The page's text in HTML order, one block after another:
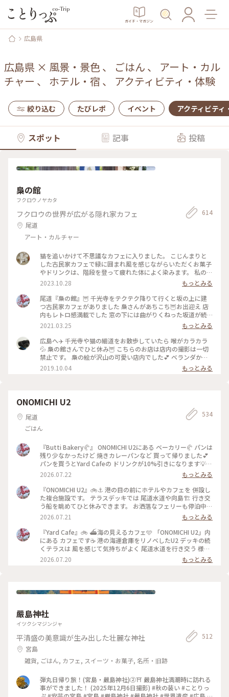
ガイド・マガジン
広島県
広島県 × 風景・景色、 ごはん 、 アート・カル
チャー 、 ホテル・宿 、 アクティビティ・体験
絞り込む たびレポ イベント アクティビティ
スポット 記事 投稿
梟の館
フクロウノヤカタ
フクロウの世界が広がる隠れ家カフェ
尾道
アート・カルチャー
614
猫を追いかけて不思議なカフェに入りました。 こじんまりと
した古民家カフェで緑に囲まれ風を感じながらいただくお菓子
やドリンクは、階段を登って疲れた体によく染みます。 私の座
ったテーブル席は三毛猫の定位置らしく、相席させていただき
ました🐈 #私のことりっぷ旅 #秋さんぽ #古民家カフェ
2023.10.28
もっとみる
尾道『梟の館』🦉 千光寺をテクテク降りて行くと坂の上に建
つ古民家カフェがありました 梟さんがあちこち🦉お出迎え 店
内もレトロ感満載でした 窓の下には曲がりくねった坂道が続
いています 美味しいチーズケーキとホットみかん🍊をいただ
きました💕 #尾道 #尾道散策 #梟の館 #梟 #カフェ #尾道カフェ
#古民家カフェ #レトロ #瀬戸内 #瀬戸内海 #海の見える町 #広
島県 #わたしの旅 #雨女 #雨女の旅 #母娘旅
2021.03.25
もっとみる
広島へ✈️ 千光寺や猫の細道をお散歩していたら 喉がカラカラ
💦 梟の館さんでひと休み🦉 こちらのお店は店内の撮影は一切
禁止です。 梟の絵が沢山の可愛い店内でした💕 ベランダから
見える海もキラキラ綺麗✨ カボスサイダーを飲みながらボーっ
と眺める時間 最高に気持ちいい時間でした😊 ・ #ことりっぷ
2019.10.04 もっとみる
ONOMICHI U2
尾道
ごはん
534
『Butti Bakery🥐』 ONOMICHI U2にある ベーカリー🥐 パンは
残り少なかったけど 焼きカレーパンなど 買って帰りました💕
パンを買うとYard Cafeの ドリンクが10%引きになります💡😊
尾道や広島のお土産も 並んでいて いろいろ気になるものが あ
りました💕 お洒落で美味しそうな レストランもあり 駅近で港
の素敵なスポットなので 尾道の帰りなどに寄って帰るのも お
すすめです🥰 ・ ・ #ひみつの絶景 #ことりっぷ尾道 #尾道ひと
り旅 #ひとり旅 #尾道U2 #ONOMICHIU2 #ButtiBakery #ベー
カリー #パン屋 #パン屋さん #パン #カレーパン #尾道のパン屋
さん #うちカフェ #お土産 #おみやげ #尾道 #広島 #広島県
2026.07.22
もっとみる
『ONOMICHI U2』🚲⚓️ 港の目の前にホテルやカフェを 併設し
た複合施設です。 テラスデッキでは 尾道水道や向島🏗️ 行き交
う船を眺めてひと休みできます。 お洒落なフェリーも停泊中
⛴️ Yard Cafeのアイスコーヒーを テイクアウトして 商店街で
手に入れた 「はっさく大福」🍊を ひとつつまみました😆 以前
買った「昇福亭長江」さんには 時期的に売ってなかったので
「松愛堂」さんで買いました。 多分冷凍ものだと思いますが
３年ぶりに食べるはっさく大福😍 ジューシーで爽やかで美味
道 #尾道ひとり旅 #ひとり旅 #尾道U2 #ONOMICHIU2
#海岸通り #尾道海岸通り #海の見える町 #尾道 #向島 #広島 #
2026.07.21
もっとみる
『Yard Cafe』🚲 ⛴️海の見えるカフェ🩵 「ONOMICHI U2」内
にある カフェです☕️ 港の海運倉庫をリノベしたU2 デッキの続
くテラスは 風を感じて気持ちがよく 尾道水道を行き交う 様々
な船を眺めて 冷たいアイスコーヒーで ほっとひと息🩵 尾道の
海岸沿いの お洒落でカッコいいスポットです✨ ・ ・ #ひみつ
コーヒー #コーヒー #ほっとひと息 #尾道カフェ #カフェ #広島
広島県
2026.07.20 もっとみる
嚴島神社
イツクシマジンジャ
平清盛の美意識が生み出した壮麗な神社
宮島
雑貨, ごはん, カフェ, スイーツ・お菓子, 名所・旧跡
512
弾丸日帰り旅！(宮島・嚴島神社)②⛩️ 嚴島神社満潮時に訪れる
事ができました！ (2025年12月6日撮影) #秋の装い #ことりっ